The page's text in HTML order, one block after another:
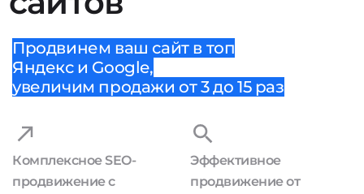
Продвинем ваш сайт в топ
Яндекс и Google,
увеличим продажи от 3 до 15 раз
Комплексное SEO-
продвижение с
Эффективное
продвижение от